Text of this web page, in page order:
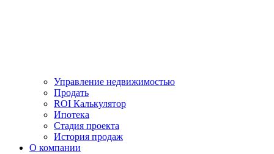
Управление недвижимостью
Продать
ROI Калькулятор
Ипотека
Стадия проекта
История продаж
О компании